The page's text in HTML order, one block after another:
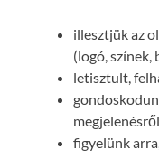
illesztjük az
(logó,
letisztult,
megjelenésről
figyelünk